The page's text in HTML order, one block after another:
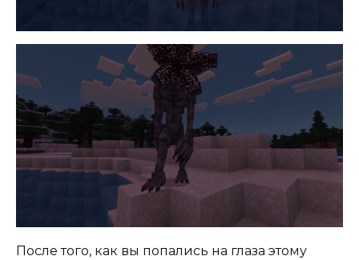
После того, как вы попались на глаза этому